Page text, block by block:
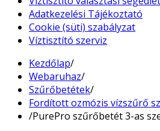
Adatkezelési Tájékoztató
Cookie (süti) szabályzat
Víztisztító szerviz
Kezdőlap/
Webaruhaz/
Szűrőbetétek/
Fordított ozmózis vízszűrő
/PurePro szűrőbetét 3-as